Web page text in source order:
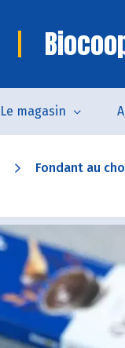
Le magasin
Fondant au